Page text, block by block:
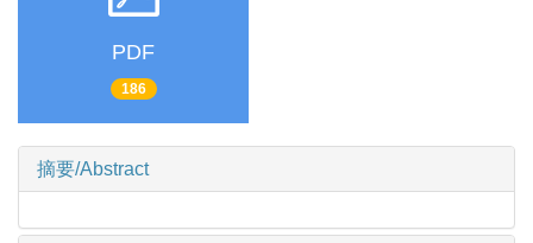
PDF
186
摘要/Abstract